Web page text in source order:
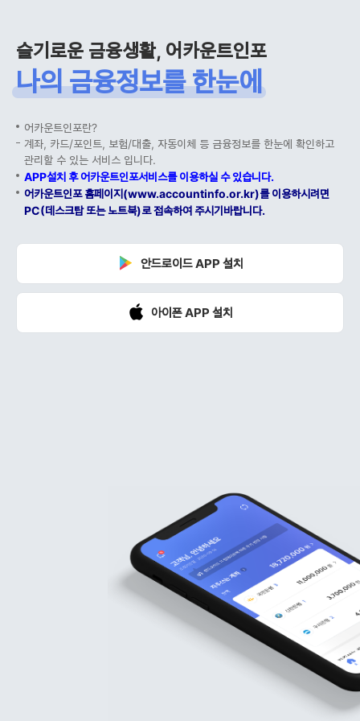
슬기로운 금융생활, 어카운트인포
나의 금융정보를 한눈에
어카운트인포란?
계좌, 카드/포인트, 보험/대출, 자동이체 등 금융정보를 한눈에 확인하고
관리할 수 있는 서비스 입니다.
APP설치 후 어카운트인포서비스를 이용하실 수 있습니다.
어카운트인포 홈페이지(www.accountinfo.or.kr)를 이용하시려면
PC(데스크탑 또는 노트북)로 접속하여 주시기바랍니다.
안드로이드 APP 설치
아이폰 APP 설치